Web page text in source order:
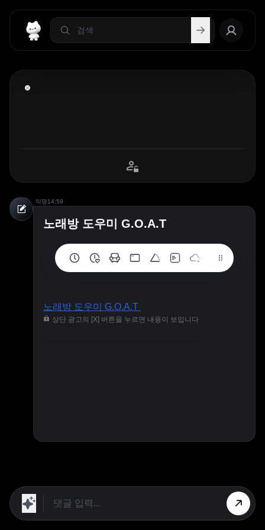
익명14:59
노래방 도우미 G.O.A.T
노래방 도우미 G.O.A.T
상단 광고의 [X] 버튼을 누르면 내용이 보입니다